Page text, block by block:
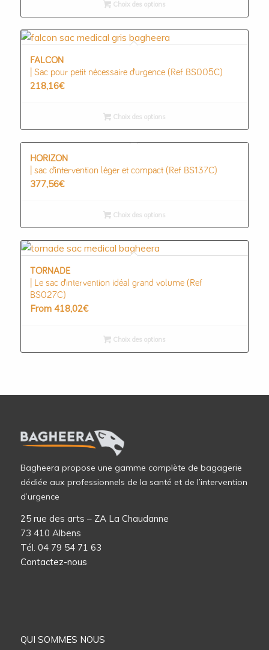
Choix des options
FALCON
| Sac pour petit nécessaire d’urgence (Ref BS005C)
218,16€
Choix des options
HORIZON
| sac d’intervention léger et compact (Ref BS137C)
377,56€
Choix des options
TORNADE
| Le sac d’intervention idéal grand volume (Ref
BS027C)
From 418,02€
Choix des options
Bagheera propose une gamme complète de bagagerie
dédiée aux professionnels de la santé et de l’intervention
d’urgence
25 rue des arts – ZA La Chaudanne
73 410 Albens
Tél. 04 79 54 71 63
Contactez-nous
QUI SOMMES NOUS